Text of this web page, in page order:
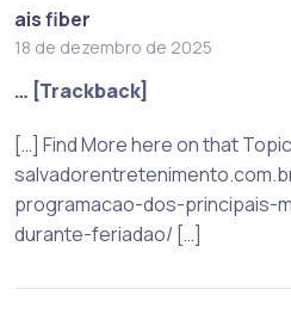
ais fiber
18 de dezembro de 2025
… [Trackback]
[…] Find More here on that
programacao-dos-principais-
durante-feriadao/ […]